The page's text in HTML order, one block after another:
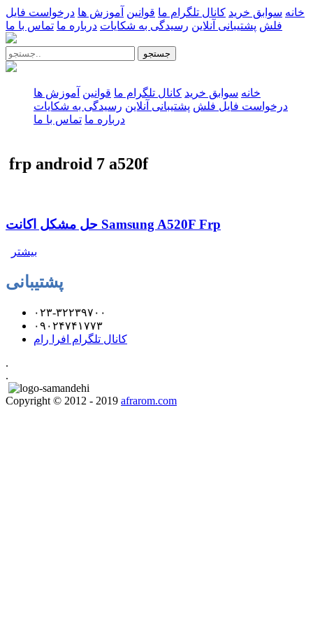
خانه سوابق خرید کانال تلگرام ما قوانین آموزش ها درخواست فایل
فلش پشتیبانی آنلاین رسیدگی به شکایات درباره ما تماس با ما
جستجو
خانه سوابق خرید کانال تلگرام ما قوانین آموزش ها
درخواست فایل فلش پشتیبانی آنلاین رسیدگی به شکایات
درباره ما تماس با ما
frp android 7 a520f
حل مشکل اکانت Samsung A520F Frp
بیشتر
پشتیبانی
۰۲۳-۳۲۲۳۹۷۰۰
۰۹۰۲۴۷۴۱۷۷۳
کانال تلگرام افرا رام
.
.
Copyright © 2012 - 2019 afrarom.com